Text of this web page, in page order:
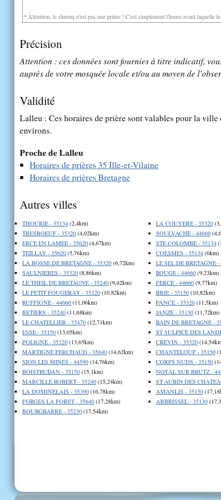
* Attention, le shuruq n'est pas une prière ! C'est simplement l'heure avant laquelle
Précision
Attention : ces données sont fournies à titre indicatif,
auprès de votre mosquée locale et/ou au moyen de
Validité
Lalleu : Ces horaires de prière sont valables pour la
environs.
Proche de Lalleu
Horaires de prières 35 Ille-et-Vilaine
Horaires de prières Bretagne
Autres villes
THOURIE - 35134(2,4km)
TRESBOEUF - 35320(4,02km)
ERCE EN LAMEE - 35620(4,67km)
TEILLAY - 35620(5,76km)
LA BOSSE DE BRETAGNE - 35320(6,72km)
SAULNIERES - 35320(8,86km)
LE THEIL DE BRETAGNE - 35240(9,42km)
LE PETIT FOUGERAY - 35320(10,82km)
RUFFIGNE - 44660(11,06km)
RETIERS - 35240(11,68km)
LE CHATELLIER - 35470(12,71km)
ESSE - 35150(13,05km)
POLIGNE - 35320(13,65km)
MARTIGNE FERCHAUD - 35640(14,62km)
SION LES MINES - 44590(14,76km)
BOISTRUDAN - 35150(15,1km)
MARCILLE ROBERT - 35240(15,24km)
LA DOMINELAIS - 35390(16,78km)
FORGES LA FORET - 35640(17,28km)
BOURGBARRE - 35230(17,54km)
LA COUYERE - 35320
SOULVACHE - 44660
STE COLOMBE - 35134
COESMES - 35134(6km)
LE SEL DE BRETAGNE -
ROUGE - 44660(9,23km)
FERCE - 44660(9,77km)
BRIE - 35150(10,82km)
PANCE - 35320(11,5km)
JANZE - 35150(11,72km)
BAIN DE BRETAGNE -
ST SULPICE DES
CREVIN - 35320
CHANTELOUP - 35150
CORPS NUDS - 35150
NOYAL SUR BRUTZ -
ST AUBIN DES
AMANLIS - 35150
ARBRISSEL - 35130